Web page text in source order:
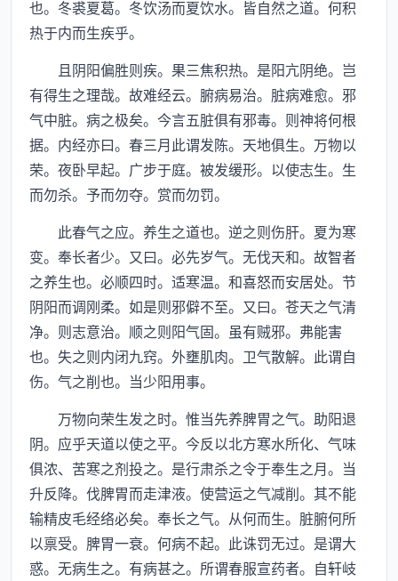
也。冬裘夏葛。冬饮汤而夏饮水。皆自然之道。何积
热于内而生疾乎。
且阴阳偏胜则疾。果三焦积热。是阳亢阴绝。岂
有得生之理哉。故难经云。腑病易治。脏病难愈。邪
气中脏。病之极矣。今言五脏俱有邪毒。则神将何根
据。内经亦曰。春三月此谓发陈。天地俱生。万物以
荣。夜卧早起。广步于庭。被发缓形。以使志生。生
而勿杀。予而勿夺。赏而勿罚。
此春气之应。养生之道也。逆之则伤肝。夏为寒
变。奉长者少。又曰。必先岁气。无伐天和。故智者
之养生也。必顺四时。适寒温。和喜怒而安居处。节
阴阳而调刚柔。如是则邪僻不至。又曰。苍天之气清
净。则志意治。顺之则阳气固。虽有贼邪。弗能害
也。失之则内闭九窍。外壅肌肉。卫气散解。此谓自
伤。气之削也。当少阳用事。
万物向荣生发之时。惟当先养脾胃之气。助阳退
阴。应乎天道以使之平。今反以北方寒水所化、气味
俱浓、苦寒之剂投之。是行肃杀之令于奉生之月。当
升反降。伐脾胃而走津液。使营运之气减削。其不能
输精皮毛经络必矣。奉长之气。从何而生。脏腑何所
以禀受。脾胃一衰。何病不起。此诛罚无过。是谓大
惑。无病生之。有病甚之。所谓春服宣药者。自轩岐